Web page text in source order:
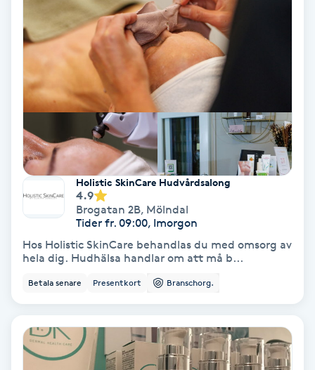
Spa-pedikyr
Spraytan
Stylist
Sugaring
Svensk massage
Svettbehandling
Tuina-massage
Taktil massage
Tandblekning
Holistic SkinCare Hudvårdsalong
4.9
Brogatan 2B, Mölndal
Tider fr. 09:00, Imorgon
Hos Holistic SkinCare behandlas du med omsorg av
hela dig. Hudhälsa handlar om att må b...
Betala senare Presentkort Branschorg.